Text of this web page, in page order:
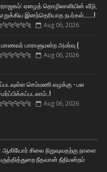
ஏழைத் தொழிலாளியின் வீடு,
இனந்தெரியாத நபர்கள்.......!
Aug 06, 2026
பாராளுமன்ற அமர்வு (
Aug 06, 2026
செம்மணி வழக்கு - பல
Aug 06, 2026
சிலை நிறுவுவதற்கு நாளை
நீதவான் நீதிமன்றம்